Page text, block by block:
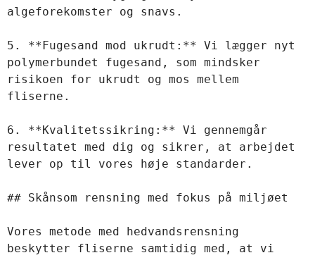
algeforekomster og snavs.
5. **Fugesand mod ukrudt:** Vi lægger nyt
polymerbundet fugesand, som mindsker
risikoen for ukrudt og mos mellem
fliserne.
6. **Kvalitetssikring:** Vi gennemgår
resultatet med dig og sikrer, at arbejdet
lever op til vores høje standarder.
## Skånsom rensning med fokus på miljøet
Vores metode med hedvandsrensning
beskytter fliserne samtidig med, at vi